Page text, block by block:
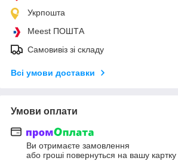
Укрпошта
Meest ПОШТА
Самовивіз зі складу
Всі умови доставки
Умови оплати
Ви отримаєте замовлення
або гроші повернуться на вашу картку